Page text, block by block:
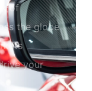
of
the globe
your